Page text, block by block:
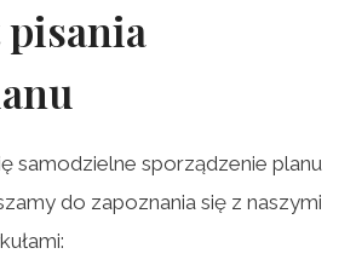
pisania
samodzielne sporządzenie planu
do zapoznania się z naszymi